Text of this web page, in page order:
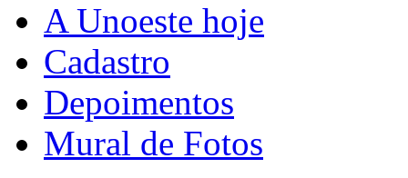
A Unoeste hoje
Cadastro
Depoimentos
Mural de Fotos